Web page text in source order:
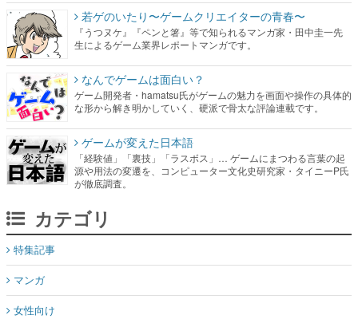
若ゲのいたり〜ゲームクリエイターの青春〜
『うつヌケ』『ペンと箸』等で知られるマンガ家・田中圭一先
生によるゲーム業界レポートマンガです。
なんでゲームは面白い？
ゲーム開発者・hamatsu氏がゲームの魅力を画面や操作の具体的
な形から解き明かしていく、硬派で骨太な評論連載です。
ゲームが変えた日本語
「経験値」「裏技」「ラスボス」… ゲームにまつわる言葉の起
源や用法の変遷を、コンピューター文化史研究家・タイニーP氏
が徹底調査。
カテゴリ
特集記事
マンガ
女性向け